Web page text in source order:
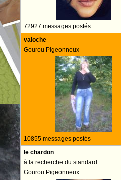
72927 messages postés
valoche
Gourou Pigeonneux
10855 messages postés
le chardon
à la recherche du standard
Gourou Pigeonneux